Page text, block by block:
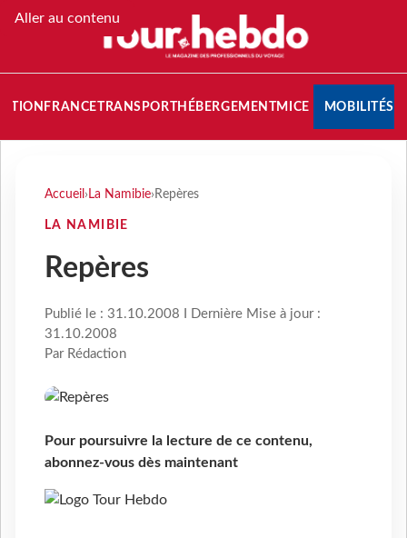
Aller au contenu
FRANCETRANSPORT HÉBERGEMENTMICE MOBILITÉS
Accueil › La Namibie› Repères
LA NAMIBIE
Repères
Publié le : 31.10.2008 I Dernière Mise à jour :
31.10.2008
Par Rédaction
Pour poursuivre la lecture de ce contenu,
abonnez-vous dès maintenant